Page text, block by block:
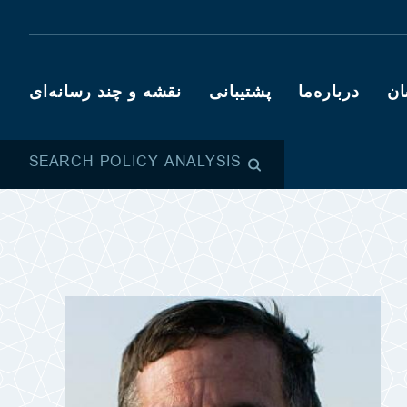
درباره‌ما پشتیبانی نقشه و چند رسانه‌ای
SEARCH POLICY ANALYSIS